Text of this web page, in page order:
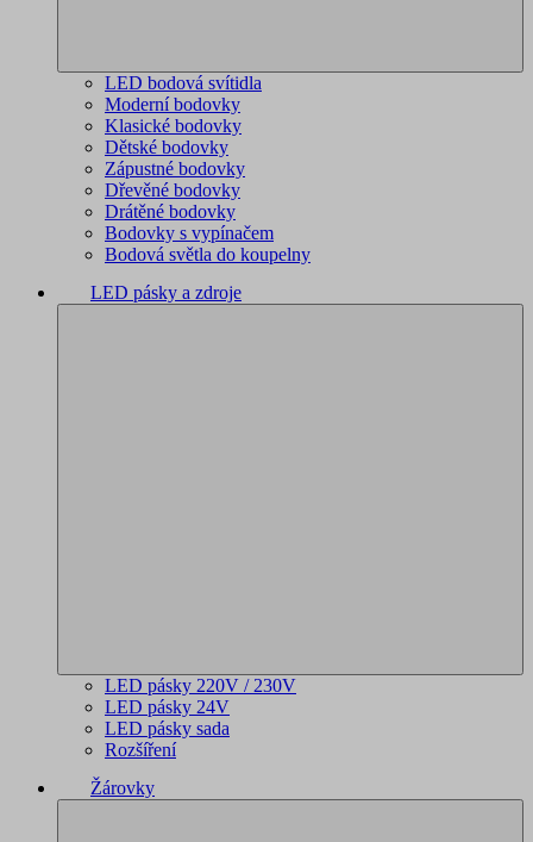
LED bodová svítidla
Moderní bodovky
Klasické bodovky
Dětské bodovky
Zápustné bodovky
Dřevěné bodovky
Drátěné bodovky
Bodovky s vypínačem
Bodová světla do koupelny
LED pásky a zdroje
LED pásky 220V / 230V
LED pásky 24V
LED pásky sada
Rozšíření
Žárovky